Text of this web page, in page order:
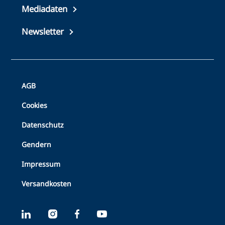
Mediadaten
Newsletter
Bottom
Footer
AGB
Cookies
Datenschutz
Gendern
Impressum
Versandkosten